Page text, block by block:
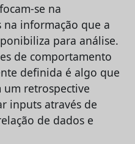
se na
informação que a
para análise.
de comportamento
definida é algo que
um retrospective
inputs através de
de dados e